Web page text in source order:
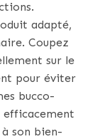
adapté,
Coupez
sur le
pour éviter
bucco-
efficacement
son bien-